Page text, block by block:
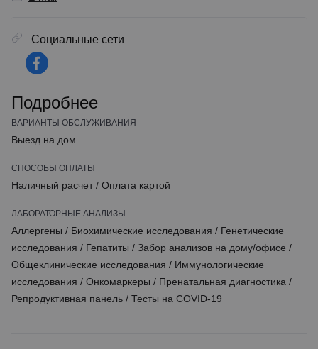
Социальные сети
Подробнее
ВАРИАНТЫ ОБСЛУЖИВАНИЯ
Выезд на дом
СПОСОБЫ ОПЛАТЫ
Наличный расчет / Оплата картой
ЛАБОРАТОРНЫЕ АНАЛИЗЫ
Аллергены / Биохимические исследования / Генетические
исследования / Гепатиты / Забор анализов на дому/офисе /
Общеклинические исследования / Иммунологические
исследования / Онкомаркеры / Пренатальная диагностика /
Репродуктивная панель / Тесты на COVID-19